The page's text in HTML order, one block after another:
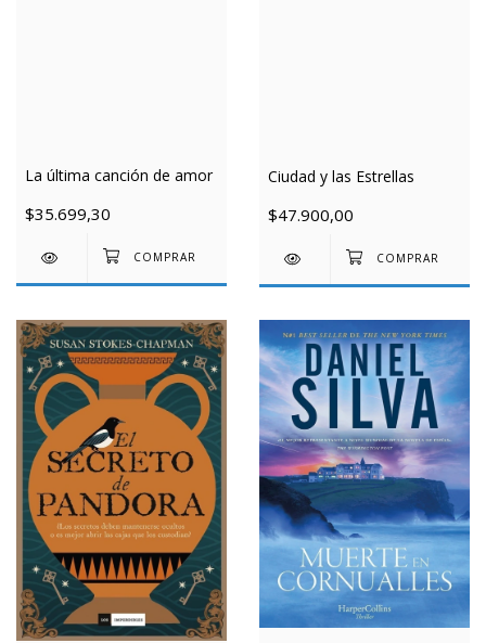
La última canción de amor
$35.699,30
Ciudad y las Estrellas
$47.900,00